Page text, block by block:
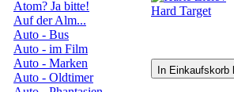
Atom? Ja bitte!
Auf der Alm...
Auto - Bus
Auto - im Film
Auto - Marken
Auto - Oldtimer
In Einkaufskorb